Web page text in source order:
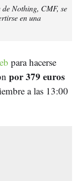
Nothing, CMF, se
en una
para hacerse
por 379 euros
a las 13:00